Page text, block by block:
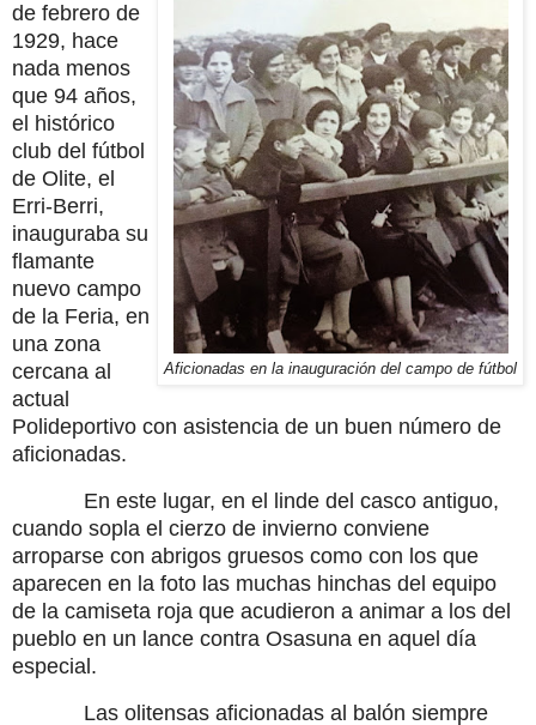
Aficionadas en la inauguración del campo de fútbol
de febrero de
1929, hace
nada menos
que 94 años,
el histórico
club del fútbol
de Olite, el
Erri-Berri,
inauguraba su
flamante
nuevo campo
de la Feria, en
una zona
cercana al
actual
Polideportivo con asistencia de un buen número de
aficionadas.
En este lugar, en el linde del casco antiguo,
cuando sopla el cierzo de invierno conviene
arroparse con abrigos gruesos como con los que
aparecen en la foto las muchas hinchas del equipo
de la camiseta roja que acudieron a animar a los del
pueblo en un lance contra Osasuna en aquel día
especial.
Las olitensas aficionadas al balón siempre